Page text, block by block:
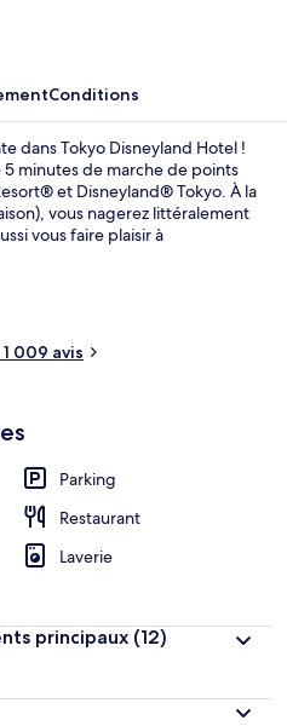
Hall
Conditions
dans Tokyo Disneyland Hotel !
minutes de marche de points
et Disneyland® Tokyo. À la
vous nagerez littéralement
vous faire plaisir à
du déjeuner et du dîner, il vous
et internationale. En voiture
également vite rejoint des sites
Les autres voyageurs
concerne la présentation
foulées et Station de
à 10 min à pied.
009 avis
Parking
Restaurant
Laverie
principaux (12)